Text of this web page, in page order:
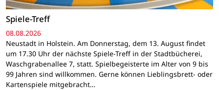
Spiele-Treff
08.08.2026
Neustadt in Holstein. Am Donnerstag, dem 13. August findet
um 17.30 Uhr der nächste Spiele-Treff in der Stadtbücherei,
Waschgrabenallee 7, statt. Spielbegeisterte im Alter von 9 bis
99 Jahren sind willkommen. Gerne können Lieblingsbrett- oder
Kartenspiele mitgebracht…